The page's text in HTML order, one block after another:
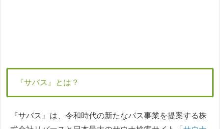
『サバス』とは？
『サバス』は、令和時代の新たなバス事業を提案する株